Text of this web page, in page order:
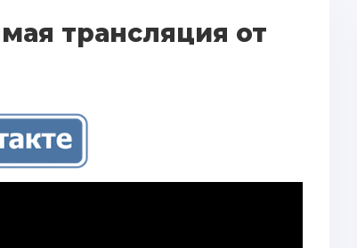
трансляция от